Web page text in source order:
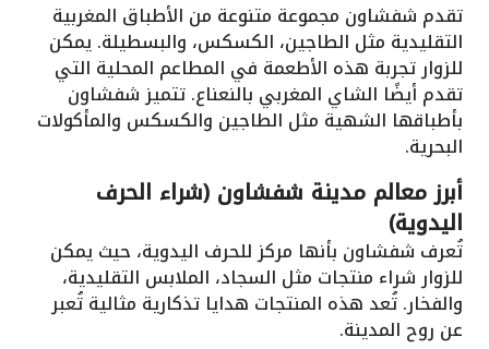
تقدم شفشاون مجموعة متنوعة من الأطباق المغربية
التقليدية مثل الطاجين، الكسكس، والبسطيلة. يمكن
للزوار تجربة هذه الأطعمة في المطاعم المحلية التي
تقدم أيضًا الشاي المغربي بالنعناع. تتميز شفشاون
بأطباقها الشهية مثل الطاجين والكسكس والمأكولات
البحرية.
أبرز معالم مدينة شفشاون (شراء الحرف
اليدوية)
تُعرف شفشاون بأنها مركز للحرف اليدوية، حيث يمكن
للزوار شراء منتجات مثل السجاد، الملابس التقليدية،
والفخار. تُعد هذه المنتجات هدايا تذكارية مثالية تُعبر
عن روح المدينة.